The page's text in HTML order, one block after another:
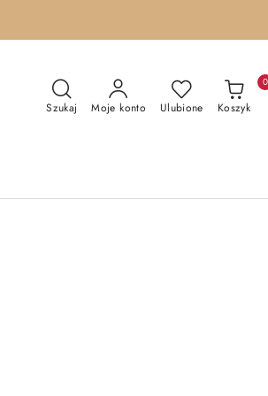
Szukaj Moje konto Ulubione Koszyk
0